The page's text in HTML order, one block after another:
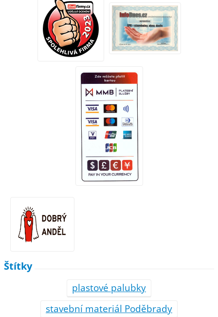
Štítky
plastové palubky
stavební materiál Poděbrady